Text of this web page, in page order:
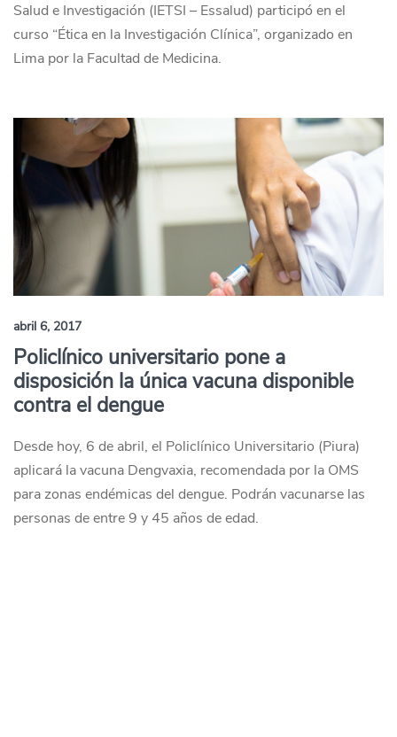
Salud e Investigación (IETSI – Essalud) participó en el
curso “Ética en la Investigación Clínica”, organizado en
Lima por la Facultad de Medicina.
abril 6, 2017
Policlínico universitario pone a
disposición la única vacuna disponible
contra el dengue
Desde hoy, 6 de abril, el Policlínico Universitario (Piura)
aplicará la vacuna Dengvaxia, recomendada por la OMS
para zonas endémicas del dengue. Podrán vacunarse las
personas de entre 9 y 45 años de edad.